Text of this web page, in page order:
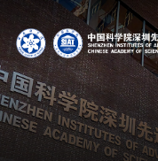
常用系统 人才招聘